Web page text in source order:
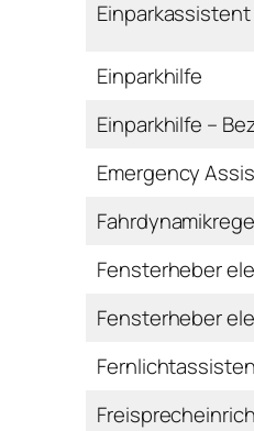
Einparkassistent
Einparkhilfe
Einparkhilfe –
Emergency
Fensterheber
Fensterheber